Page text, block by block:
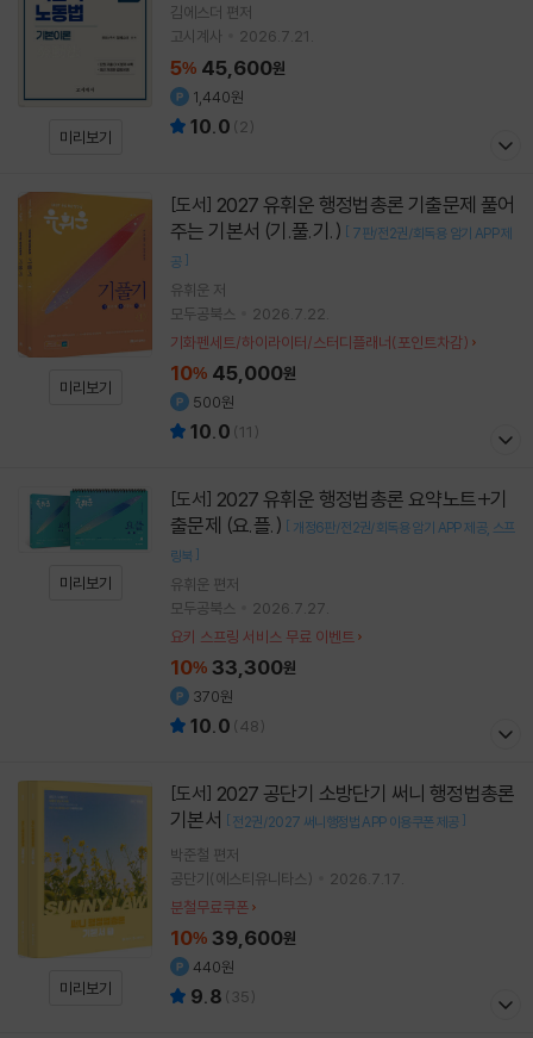
미리보기
김에스더 편저
고시계사
2026.7.21.
5% 45,600원
1,440원
10.0 ( 2)
미리보기
[도서]
주는 기본서 (기.풀.기.) [ 7판/전2권/회독용 암기 APP 제
공 ]
유휘운 저
모두공북스
2026.7.22.
기화펜세트/하이라이터/스터디플래너(포인트차감)
10% 45,000원
500원
10.0 (11 )
미리보기
[도서]
출문제 (요.플.) [ 개정6판/전2권/회독용 암기 APP 제공 스프
링북 ]
유휘운 편저
모두공북스
2026.7.27.
요키 스프링 서비스 무료 이벤트
10% 33,300원
370원
10.0 (48)
미리보기
[도서]
기본서 [ 전2권/2027 써니행정법 APP 이용쿠폰 제공 ]
박준철 편저
공단기(에스티유니타스)
2026.7.17.
분철무료쿠폰
10% 39,600원
440원
9.8 ( 35)